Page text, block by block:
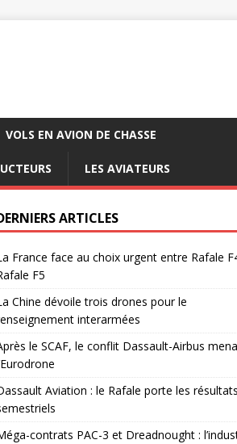
VOLS EN AVION DE CHASSE
LES AVIATEURS
ARTICLES
France face au choix urgent entre Rafale
F5
Chine dévoile trois drones pour le
interarmées
le SCAF, le conflit Dassault-Airbus
Aviation : le Rafale porte les résultats
contrats PAC-3 et Dreadnought :